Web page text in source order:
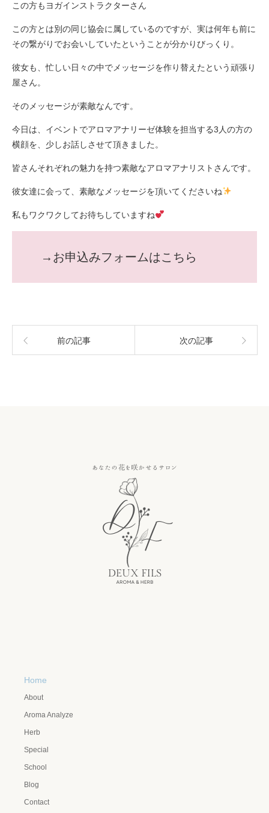
この方もヨガインストラクターさん
この方とは別の同じ協会に属しているのですが、実は何年も前に
その繋がりでお会いしていたということが分かりびっくり。
彼女も、忙しい日々の中でメッセージを作り替えたという頑張り
屋さん。
そのメッセージが素敵なんです。
今日は、イベントでアロマアナリーゼ体験を担当する3人の方の
横顔を、少しお話しさせて頂きました。
皆さんそれぞれの魅力を持つ素敵なアロマアナリストさんです。
彼女達に会って、素敵なメッセージを頂いてくださいね
私もワクワクしてお待ちしていますね
→お申込みフォームはこちら
前の記事 次の記事
Home
About
Aroma Analyze
Herb
Special
School
Blog
Contact